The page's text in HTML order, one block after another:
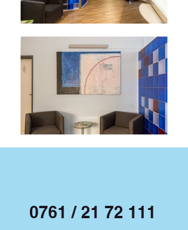
0761 / 21 72 111